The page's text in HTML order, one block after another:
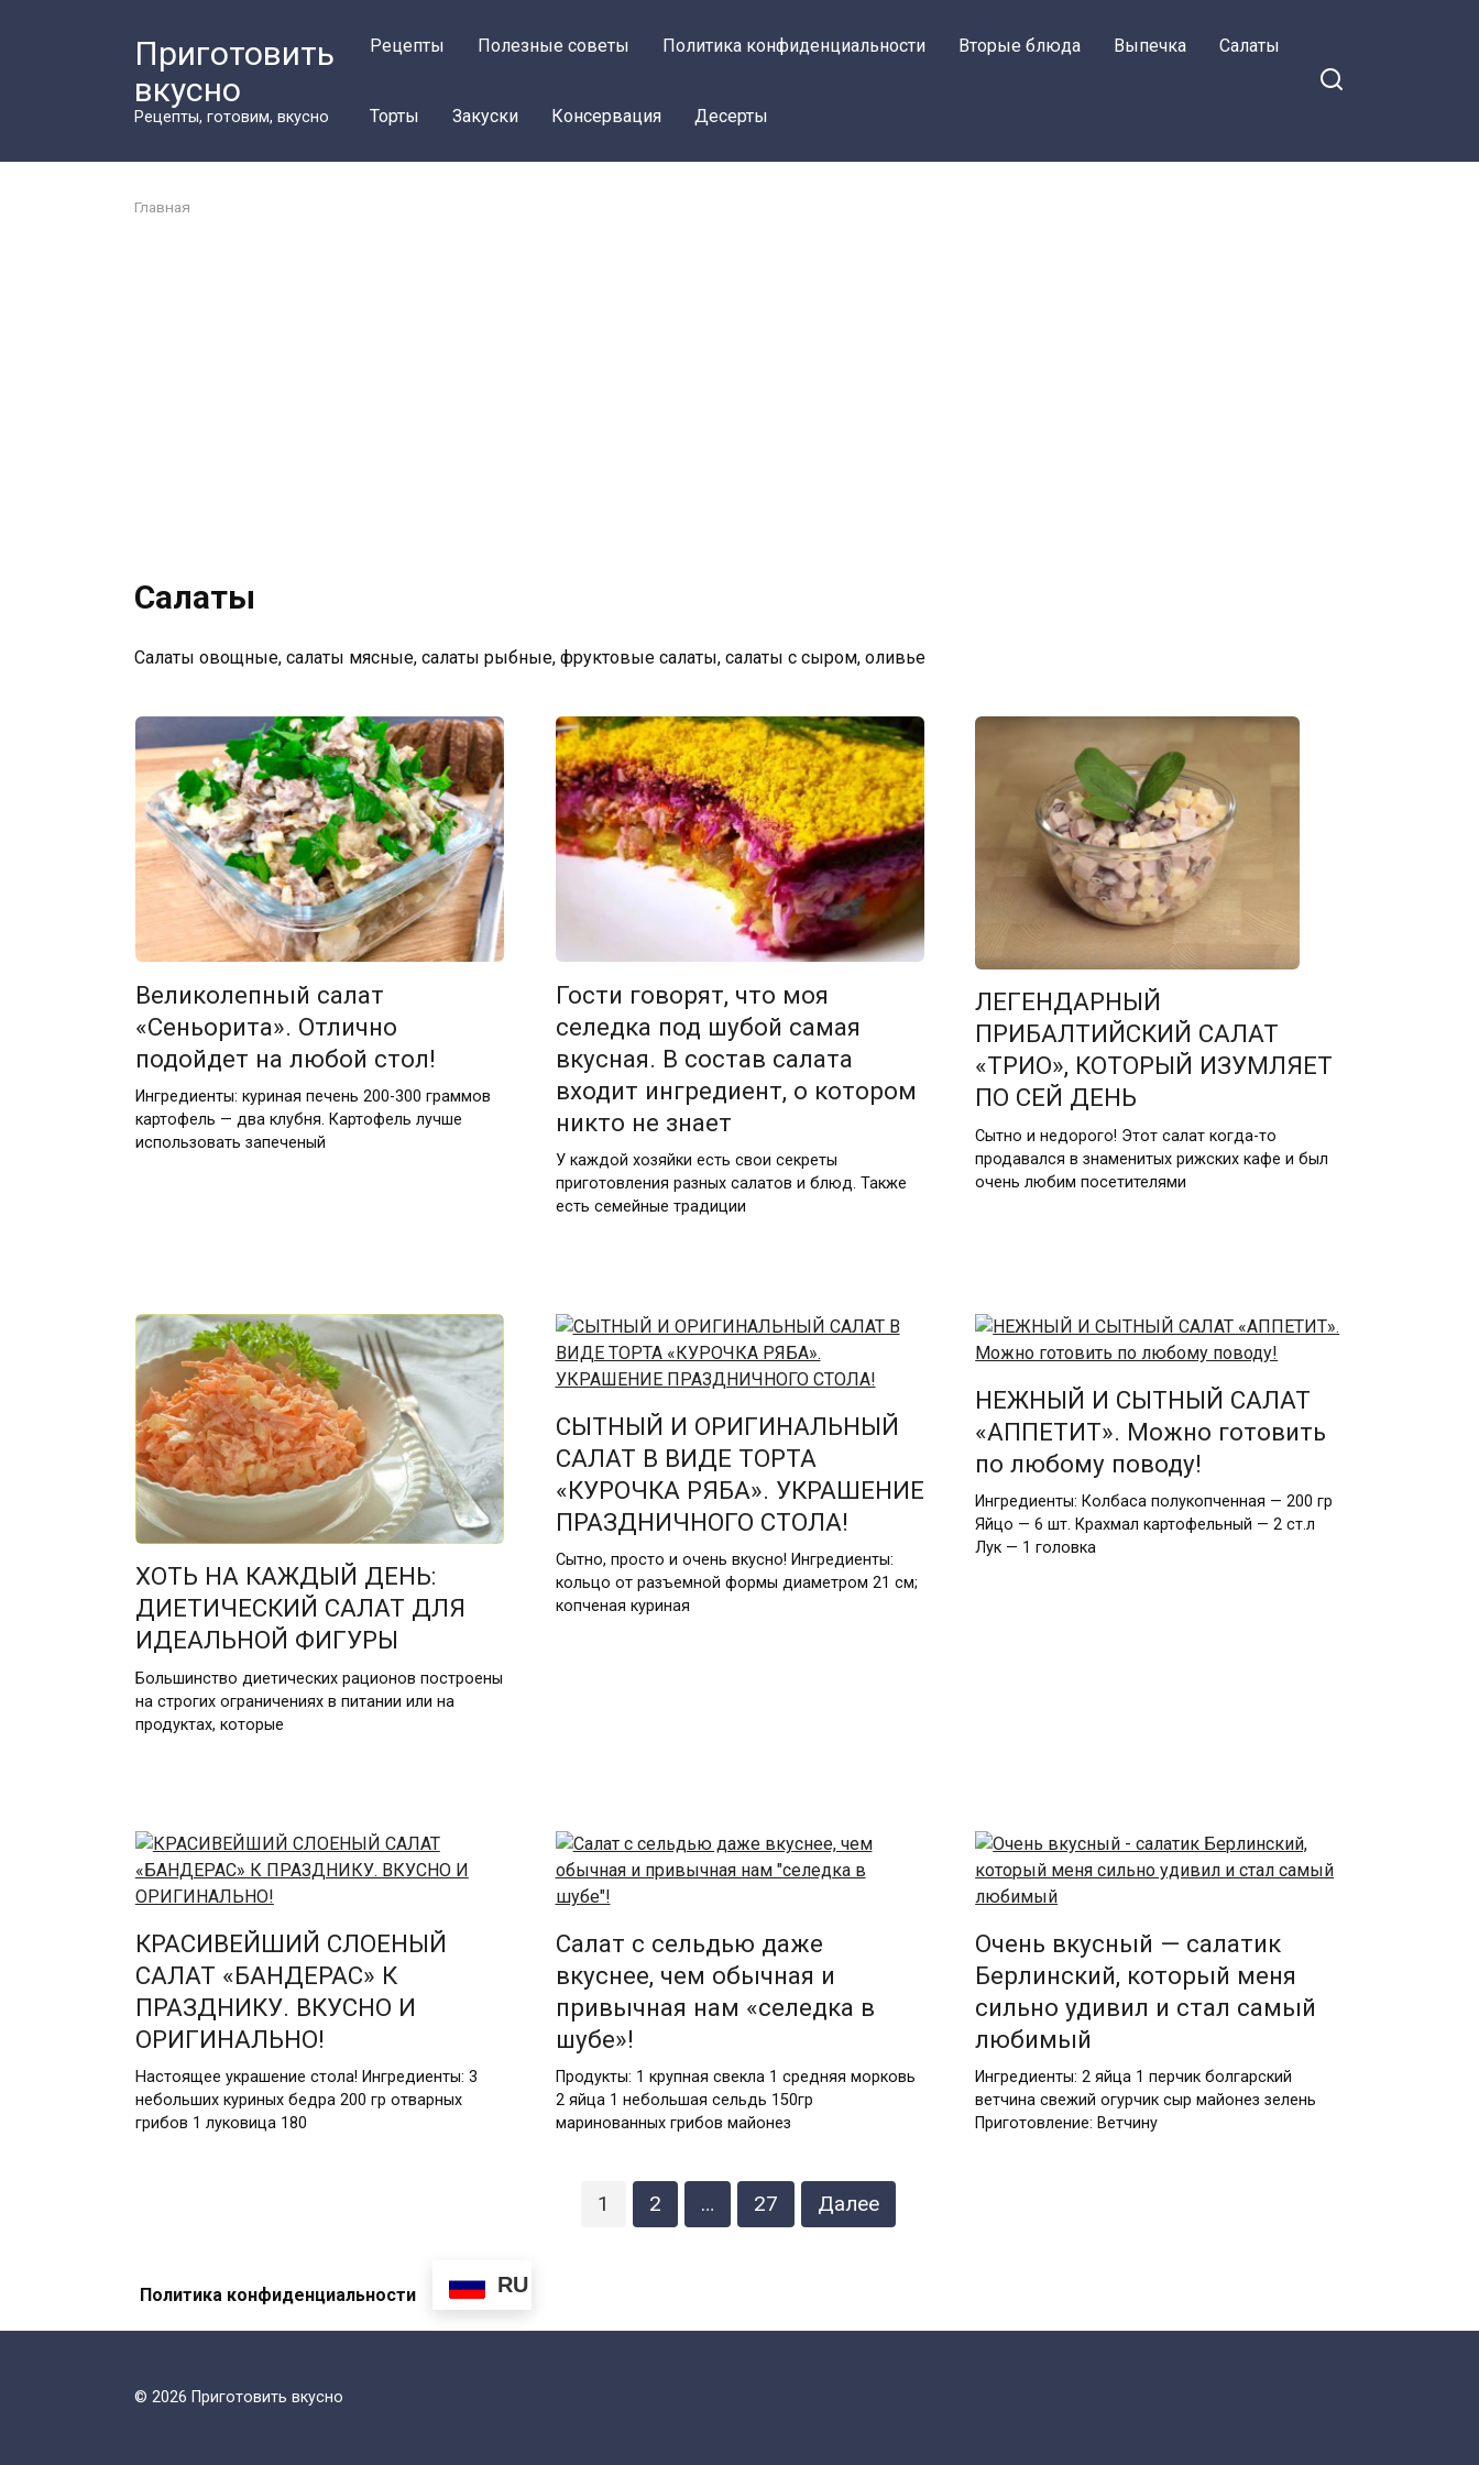
Приготовить
вкусно
Рецепты, готовим, вкусно
Рецепты Полезные советы Политика конфиденциальности Вторые блюда Выпечка Салаты
Торты Закуски Консервация Десерты
Главная
Салаты
Салаты овощные, салаты мясные, салаты рыбные, фруктовые салаты, салаты с сыром, оливье
Великолепный cалат
«Сеньорита». Отлично
подойдет на любой стол!
Ингредиенты: куриная печень 200-300 граммов
картофель — два клубня. Картофель лучше
использовать запеченый
Гости говорят, что моя
селедка под шубой самая
вкусная. В состав салата
входит ингредиент, о котором
никто не знает
У каждой хозяйки есть свои секреты
приготовления разных салатов и блюд. Также
есть семейные традиции
ЛЕГЕНДАРНЫЙ
ПРИБАЛТИЙСКИЙ САЛАТ
«ТРИО», КОТОРЫЙ ИЗУМЛЯЕТ
ПО СЕЙ ДЕНЬ
Сытно и недорого! Этот салат когда-то
продавался в знаменитых рижских кафе и был
очень любим посетителями
ХОТЬ НА КАЖДЫЙ ДЕНЬ:
ДИЕТИЧЕСКИЙ САЛАТ ДЛЯ
ИДЕАЛЬНОЙ ФИГУРЫ
Большинство диетических рационов построены
на строгих ограничениях в питании или на
продуктах, которые
СЫТНЫЙ И ОРИГИНАЛЬНЫЙ
САЛАТ В ВИДЕ ТОРТА
«КУРОЧКА РЯБА». УКРАШЕНИЕ
ПРАЗДНИЧНОГО СТОЛА!
Сытно, просто и очень вкусно! Ингредиенты:
кольцо от разъемной формы диаметром 21 см;
копченая куриная
НЕЖНЫЙ И СЫТНЫЙ САЛАТ
«АППЕТИТ». Можно готовить
по любому поводу!
Ингредиенты: Колбаса полукопченная — 200 гр
Яйцо — 6 шт. Крахмал картофельный — 2 ст.л
Лук — 1 головка
КРАСИВЕЙШИЙ СЛОЕНЫЙ
САЛАТ «БАНДЕРАС» К
ПРАЗДНИКУ. ВКУСНО И
ОРИГИНАЛЬНО!
Настоящее украшение стола! Ингредиенты: 3
небольших куриных бедра 200 гр отварных
грибов 1 луковица 180
Салат с сельдью даже
вкуснее, чем обычная и
привычная нам «селедка в
шубе»!
Продукты: 1 крупная свекла 1 средняя морковь
2 яйца 1 небольшая сельдь 150гр
маринованных грибов майонез
Очень вкусный — салатик
Берлинский, который меня
сильно удивил и стал самый
любимый
Ингредиенты: 2 яйца 1 перчик болгарский
ветчина свежий огурчик сыр майонез зелень
Приготовление: Ветчину
1 2 … 27 Далее
Политика конфиденциальности RU
© 2026 Приготовить вкусно